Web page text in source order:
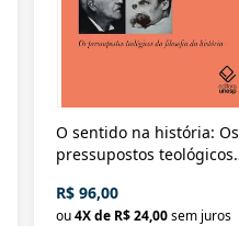
O sentido na história: Os
pressupostos teológicos
R$ 96,00
ou4X de R$ 24,00sem juros